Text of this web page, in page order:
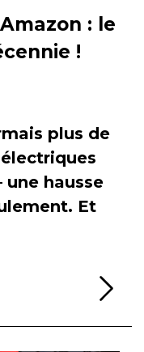
: le
!
plus de
hausse
Et